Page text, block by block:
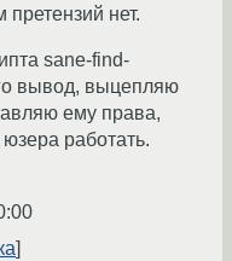
претензий нет.
sane-find-
вывод, выцепляю
ему права,
работать.